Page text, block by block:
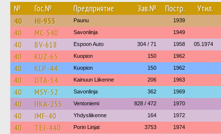
№ Гос.№ Предприятие Зав.№ Постр. Утил.
40 HI-953 Paunu 1939
40 MC-540 Savonlinja 1949
40 BV-618 Espoon Auto 304 / 71 1958 05.1974
40 KUZ-65 Kuopion 150 1962
40 KLP-44 Kuopion 150 1962
40 OTA-54 Kainuun Liikenne 206 1963
40 MSY-52 Savonlinja 362 1969
40 HKA-255 Ventoniemi 828 / 472 1970
40 IMF-40 Yhdysliikenne 164 1972
40 TEJ-440 Porin Linjat 3753 1974